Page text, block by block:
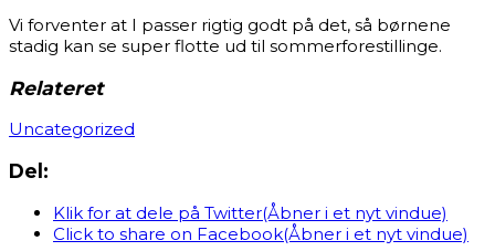
Vi forventer at I passer rigtig godt på det, så børnene
stadig kan se super flotte ud til sommerforestillinge.
Relateret
Uncategorized
Del:
Klik for at dele på Twitter(Åbner i et nyt vindue)
Click to share on Facebook(Åbner i et nyt vindue)